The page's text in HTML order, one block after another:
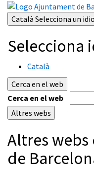
Català Selecciona un
Selecciona
Català
Cerca en el web
Cerca en el web
Altres webs
Altres
de